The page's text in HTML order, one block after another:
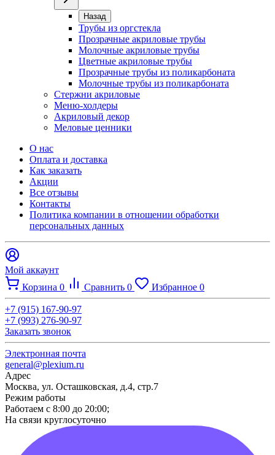
Назад
Трубы из оргстекла
Прозрачные акриловые трубы
Молочные акриловые трубы
Цветные акриловые трубы
Прозрачные трубы из поликарбоната
Молочные трубы из поликарбоната
Стержни акриловые
Меню-холдеры
Акриловый декор
Меловые ценники
О нас
Оплата и доставка
Как заказать
Акции
Все отзывы
Контакты​
Политика компании в отношении обработки
персональных данных
Мой аккаунт
Корзина 0 Сравнить 0 Избранное 0
+7 (915) 167-90-97
+7 (993) 276-90-97
Заказать звонок
Электронная почта
general@plexium.ru
Адрес
Москва, ул. Осташковская, д.4, стр.7
Режим работы
Работаем с 8:00 до 20:00;
На связи круглосуточно